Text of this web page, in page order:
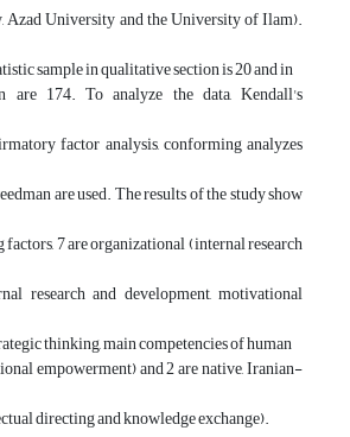
Azad University and the University of Ilam).
sample in qualitative section is 20 and in
are 174. To analyze the data, Kendall's
factor analysis, conforming analyzes
are used. The results of the study show
7 are organizational (internal research
research and development, motivational
thinking, main competencies of human
empowerment) and 2 are native, Iranian-
directing and knowledge exchange).